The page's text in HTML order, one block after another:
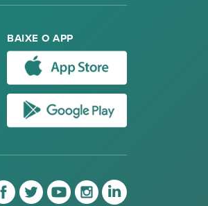
BAIXE O APP